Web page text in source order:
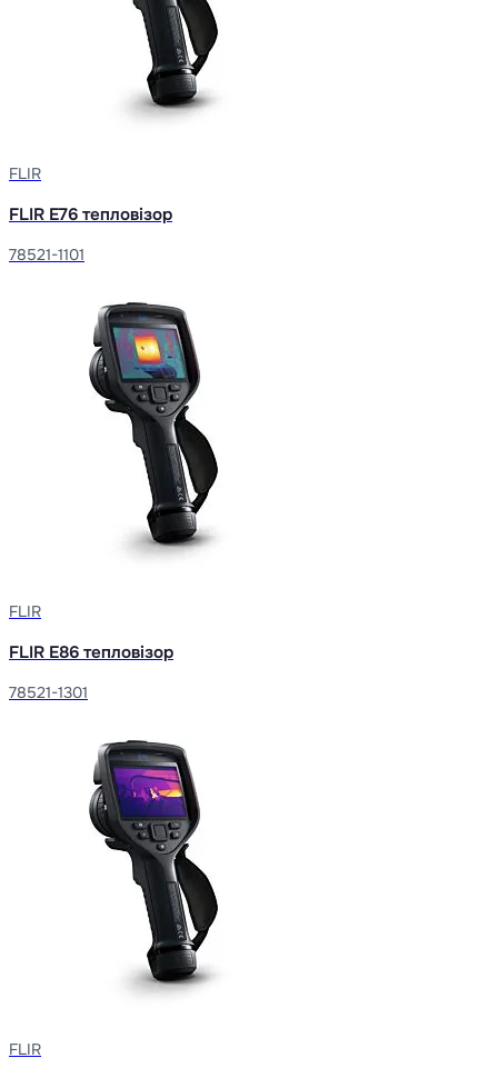
FLIR
FLIR E76 тепловізор
78521-1101
FLIR
FLIR E86 тепловізор
78521-1301
FLIR